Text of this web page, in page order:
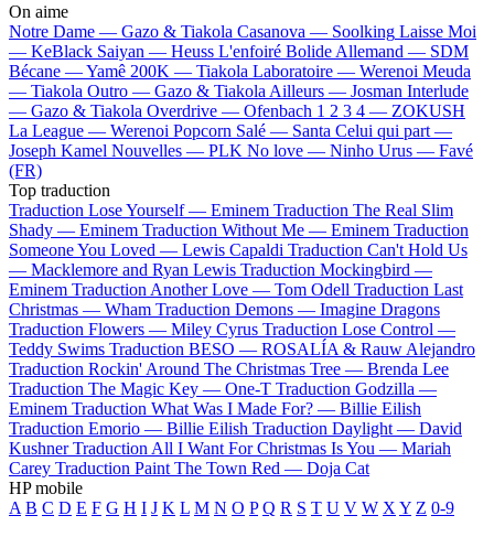
On aime
Notre Dame — Gazo & Tiakola Casanova — Soolking Laisse Moi
— KeBlack Saiyan — Heuss L'enfoiré Bolide Allemand — SDM
Bécane —Yamê 200K — Tiakola Laboratoire — Werenoi Meuda
— Tiakola Outro — Gazo & Tiakola Ailleurs — Josman Interlude
— Gazo & Tiakola Overdrive — Ofenbach 1 2 3 4 — ZOKUSH
La League — Werenoi Popcorn Salé — Santa Celui qui part —
Joseph Kamel Nouvelles — PLK No love — Ninho Urus — Favé
(FR)
Top traduction
Traduction Lose Yourself — Eminem Traduction The Real Slim
Shady — Eminem Traduction Without Me — Eminem Traduction
Someone You Loved — Lewis Capaldi Traduction Can't Hold Us
— Macklemore and Ryan Lewis Traduction Mockingbird —
Eminem Traduction Another Love — Tom Odell Traduction Last
Christmas — Wham Traduction Demons — Imagine Dragons
Traduction Flowers — Miley Cyrus Traduction Lose Control —
Teddy Swims Traduction BESO — ROSALÍA & Rauw Alejandro
Traduction Rockin' Around The Christmas Tree — Brenda Lee
Traduction The Magic Key — One-T Traduction Godzilla —
Eminem Traduction What Was I Made For? — Billie Eilish
Traduction Emorio — Billie Eilish Traduction Daylight — David
Kushner Traduction All I Want For Christmas Is You — Mariah
Carey Traduction Paint The Town Red — Doja Cat
HP mobile
A B C D E F G H I J K L M N O P Q R S T U V W X Y Z 0-9